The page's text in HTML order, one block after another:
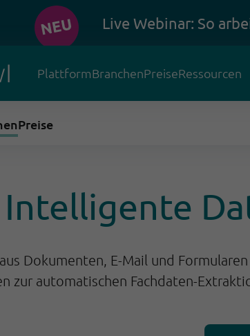
Live Webinar: So
PlattformBranchenPreiseRessourcen
Preise
Intelligente
Dokumenten, E-Mail und
zur automatischen Fachdaten-